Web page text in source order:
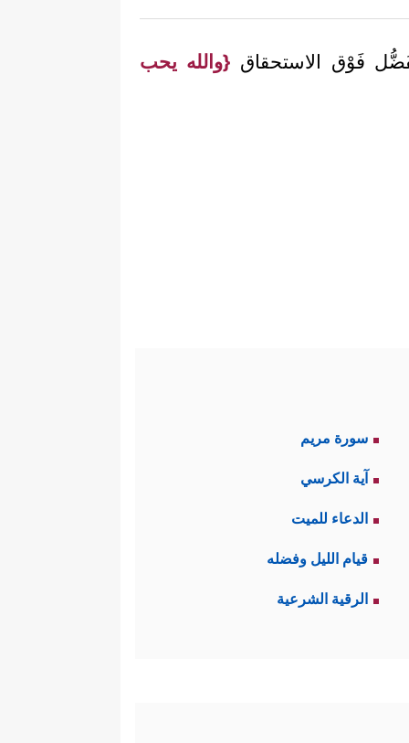
فَوْق الاستحقاق {والله يحب
سورة مريم
آية الكرسي
الدعاء للميت
قيام الليل وفضله
الرقية الشرعية